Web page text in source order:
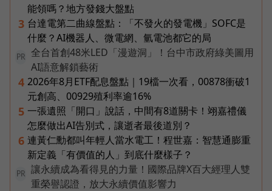
能領嗎？地方發錢大盤點
3 台達電第二曲線盤點：「不發火的發電機」SOFC是
什麼？AI機器人、微電網、氫電池都它的局
PR
全台首創48米LED「漫遊洞」！台中市政府綠美圖用
AI語意解鎖藝術
4 2026年8月ETF配息盤點｜19檔一次看，00878衝破1
元創高、00929殖利率逾16%
5 一張遺照「開口」說話，中間有8道關卡！翊嘉禮儀
怎麼做出AI告別式，讓逝者最後道別？
6 連黃仁勳都叫年輕人當水電工！程世嘉：智慧通膨重
新定義「有價值的人」到底什麼樣子？
PR
讓永續成為看得見的力量！國際品牌X百大經理人雙
重榮譽認證，放大永續價值影響力